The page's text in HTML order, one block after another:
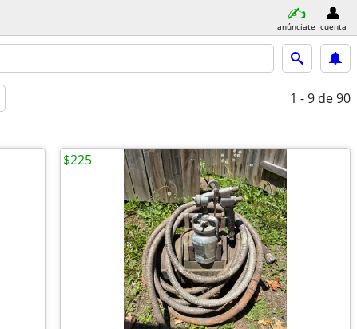
anúnciate cuenta
1 - 9 de 90
$225